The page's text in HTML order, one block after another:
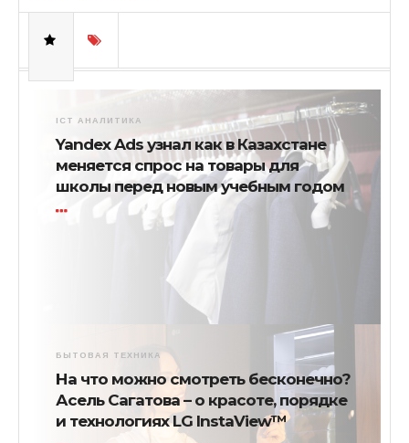
ICT АНАЛИТИКА
Yandex Ads узнал как в Казахстане
меняется спрос на товары для
школы перед новым учебным годом
БЫТОВАЯ ТЕХНИКА
На что можно смотреть бесконечно?
Асель Сагатова – о красоте, порядке
и технологиях LG InstaView™